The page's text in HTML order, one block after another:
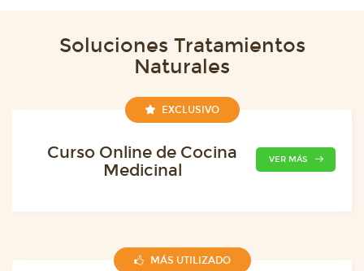
Soluciones Tratamientos
Naturales
EXCLUSIVO
Curso Online de Cocina
Medicinal
VER MÁS
MÁS UTILIZADO